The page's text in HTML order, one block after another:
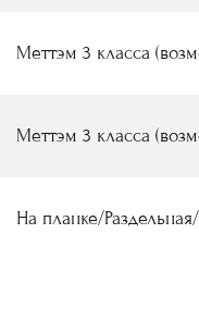
Меттэм 3 класса
Меттэм 3 класса
На планке/